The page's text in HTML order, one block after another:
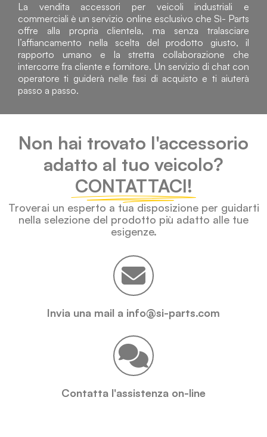
La vendita accessori per veicoli industriali e
commerciali è un servizio online esclusivo che Sì- Parts
offre alla propria clientela, ma senza tralasciare
l’affiancamento nella scelta del prodotto giusto, il
rapporto umano e la stretta collaborazione che
intercorre fra cliente e fornitore. Un servizio di chat con
operatore ti guiderà nelle fasi di acquisto e ti aiuterà
passo a passo.
Non hai trovato l'accessorio
adatto al tuo veicolo?
CONTATTACI!
Troverai un esperto a tua disposizione per guidarti
nella selezione del prodotto più adatto alle tue
esigenze.
Invia una mail a info@si-parts.com
Contatta l'assistenza on-line